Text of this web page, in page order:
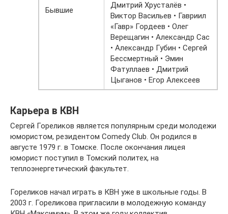
Бывшие
Дмитрий Хрусталёв •
Виктор Васильев • Гавриил
«Гавр» Гордеев • Олег
Верещагин • Александр Сас
• Александр Губин • Сергей
Бессмертный • Эмин
Фатуллаев • Дмитрий
Цыганов • Егор Алексеев
Карьера в КВН
Сергей Гореликов является популярным среди молодежи
юмористом, резидентом Comedy Club. Он родился в
августе 1979 г. в Томске. После окончания лицея
юморист поступил в Томский политех, на
теплоэнергетический факультет.
Гореликов начал играть в КВН уже в школьные годы. В
2003 г. Гореликова пригласили в молодежную команду